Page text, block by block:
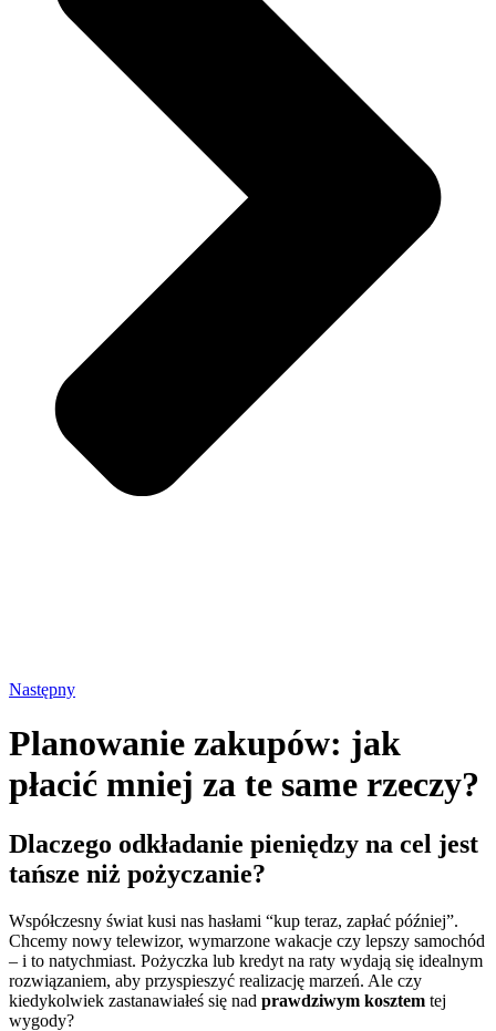
Następny
Planowanie zakupów: jak
płacić mniej za te same rzeczy?
Dlaczego odkładanie pieniędzy na cel jest
tańsze niż pożyczanie?
Współczesny świat kusi nas hasłami “kup teraz, zapłać później”.
Chcemy nowy telewizor, wymarzone wakacje czy lepszy samochód
– i to natychmiast. Pożyczka lub kredyt na raty wydają się idealnym
rozwiązaniem, aby przyspieszyć realizację marzeń. Ale czy
kiedykolwiek zastanawiałeś się nad prawdziwym kosztem tej
wygody?